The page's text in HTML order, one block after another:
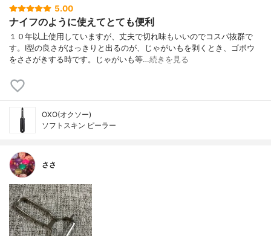
5.00
ナイフのように使えてとても便利
１０年以上使用していますが、丈夫で切れ味もいいのでコスパ抜群で
す。I型の良さがはっきりと出るのが、じゃがいもを剥くとき、ゴボウ
をささがきする時です。じゃがいも等…続きを見る
OXO(オクソー)
ソフトスキン ピーラー
ささ